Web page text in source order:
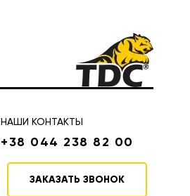
НАШИ КОНТАКТЫ
+38 044 238 82 00
ЗАКАЗАТЬ ЗВОНОК